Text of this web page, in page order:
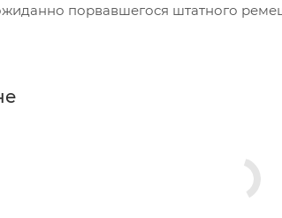
порвавшегося штатного